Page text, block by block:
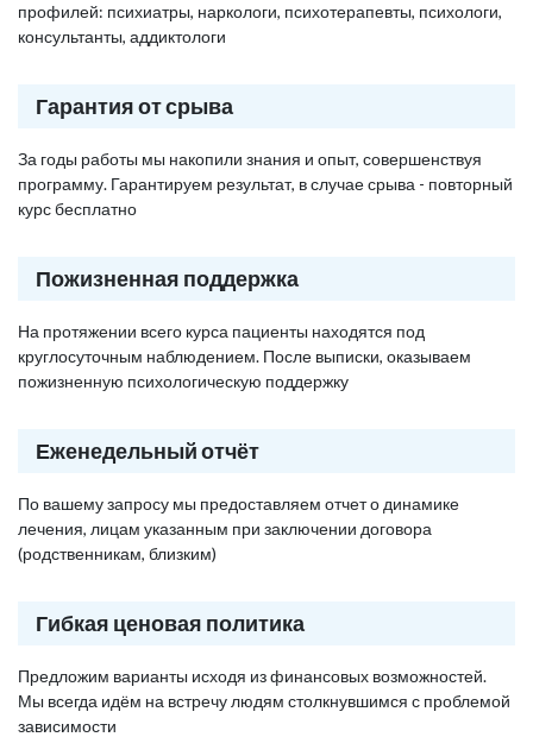
профилей: психиатры, наркологи, психотерапевты, психологи,
консультанты, аддиктологи
Гарантия от срыва
За годы работы мы накопили знания и опыт, совершенствуя
программу. Гарантируем результат, в случае срыва - повторный
курс бесплатно
Пожизненная поддержка
На протяжении всего курса пациенты находятся под
круглосуточным наблюдением. После выписки, оказываем
пожизненную психологическую поддержку
Еженедельный отчёт
По вашему запросу мы предоставляем отчет о динамике
лечения, лицам указанным при заключении договора
(родственникам, близким)
Гибкая ценовая политика
Предложим варианты исходя из финансовых возможностей.
Мы всегда идём на встречу людям столкнувшимся с проблемой
зависимости